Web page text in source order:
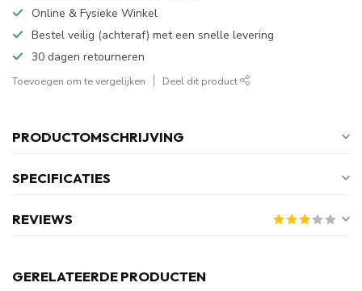
Online & Fysieke Winkel
Bestel veilig (achteraf) met een snelle levering
30 dagen retourneren
Toevoegen om te vergelijken Deel dit product
PRODUCTOMSCHRIJVING
SPECIFICATIES
REVIEWS
GERELATEERDE PRODUCTEN